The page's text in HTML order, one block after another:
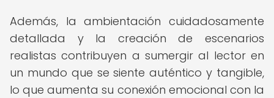
Además, la ambientación cuidadosamente
detallada y la creación de escenarios
realistas contribuyen a sumergir al lector en
un mundo que se siente auténtico y tangible,
lo que aumenta su conexión emocional con la